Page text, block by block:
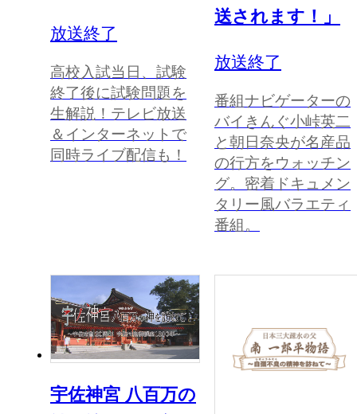
放送終了
高校入試当日、試験
終了後に試験問題を
生解説！テレビ放送
＆インターネットで
同時ライブ配信も！
送されます！」
放送終了
番組ナビゲーターの
バイきんぐ小峠英二
と朝日奈央が名産品
の行方をウォッチン
グ。密着ドキュメン
タリー風バラエティ
番組。
宇佐神宮 八百万の